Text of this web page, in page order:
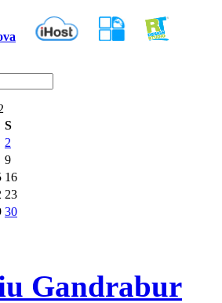
S
2
9
16
23
30
Gandrabur